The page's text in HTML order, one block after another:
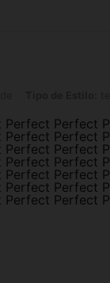
Perfect
Perfect
Perfect
Perfect
Perfect
Perfect
Perfect